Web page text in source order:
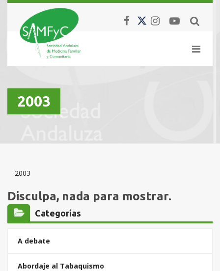
2003
2003
Disculpa, nada para mostrar.
Categorías
A debate
Abordaje al Tabaquismo